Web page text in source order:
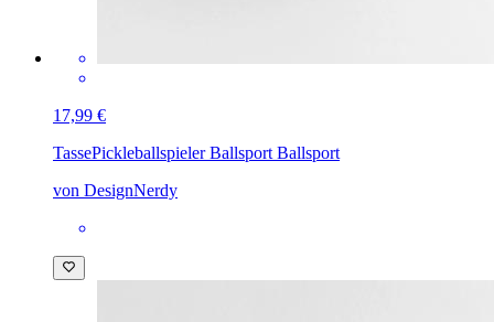
17,99 €
TassePickleballspieler Ballsport Ballsport
von DesignNerdy